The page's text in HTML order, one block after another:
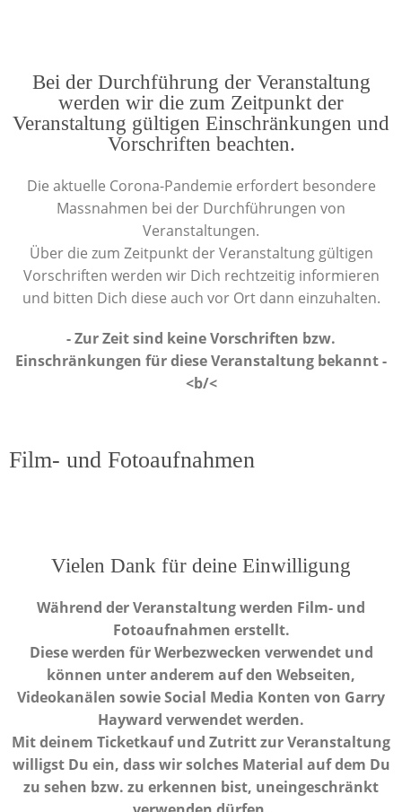
Bei der Durchführung der Veranstaltung
werden wir die zum Zeitpunkt der
Veranstaltung gültigen Einschränkungen und
Vorschriften beachten.
Die aktuelle Corona-Pandemie erfordert besondere
Massnahmen bei der Durchführungen von
Veranstaltungen.
Über die zum Zeitpunkt der Veranstaltung gültigen
Vorschriften werden wir Dich rechtzeitig informieren
und bitten Dich diese auch vor Ort dann einzuhalten.
- Zur Zeit sind keine Vorschriften bzw.
Einschränkungen für diese Veranstaltung bekannt -
<b/<
Film- und Fotoaufnahmen
Vielen Dank für deine Einwilligung
Während der Veranstaltung werden Film- und
Fotoaufnahmen erstellt.
Diese werden für Werbezwecken verwendet und
können unter anderem auf den Webseiten,
Videokanälen sowie Social Media Konten von Garry
Hayward verwendet werden.
Mit deinem Ticketkauf und Zutritt zur Veranstaltung
willigst Du ein, dass wir solches Material auf dem Du
zu sehen bzw. zu erkennen bist, uneingeschränkt